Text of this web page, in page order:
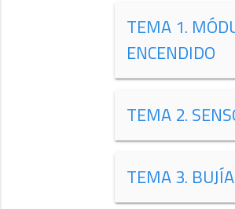
TEMA 1.
ENCENDIDO
TEMA 2.
TEMA 3.